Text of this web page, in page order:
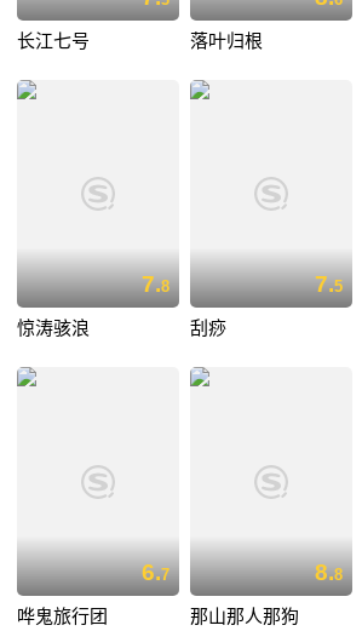
长江七号 落叶归根
7.8
惊涛骇浪
7.5
刮痧
6.7
哗鬼旅行团
8.8
那山那人那狗